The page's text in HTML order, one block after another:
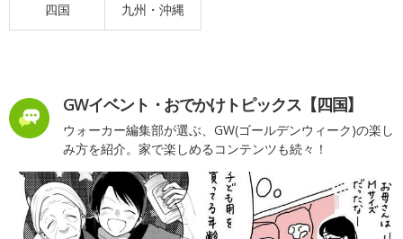
四国 九州・沖縄
GWイベント・おでかけトピックス【四国】
ウォーカー編集部が選ぶ、GW(ゴールデンウィーク)の楽し
み方を紹介。家で楽しめるコンテンツも続々！